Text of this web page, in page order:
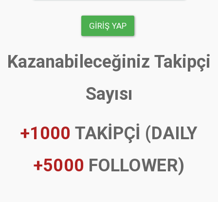
GIRIŞ YAP
Kazanabileceğiniz Takipçi
Sayısı
+1000 TAKİPÇİ (DAILY
+5000 FOLLOWER)